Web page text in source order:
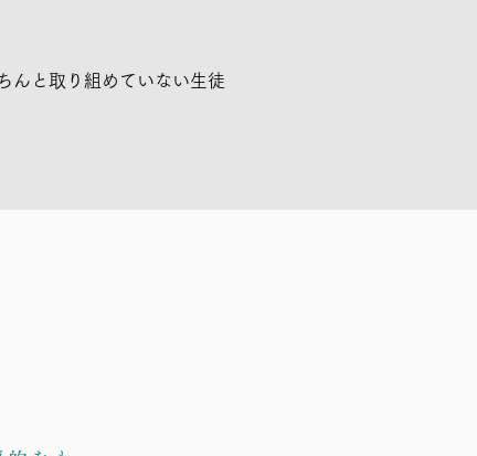
んと取り組めていない生徒